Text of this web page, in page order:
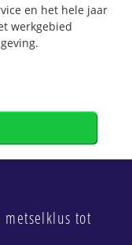
en het hele jaar
werkgebied
tot